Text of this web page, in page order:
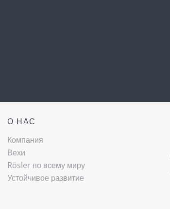
О НАС
Компания
Вехи
Rösler по всему миру
Устойчивое развитие